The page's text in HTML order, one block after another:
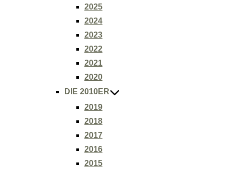
2025
2024
2023
2022
2021
2020
DIE 2010ER
2019
2018
2017
2016
2015